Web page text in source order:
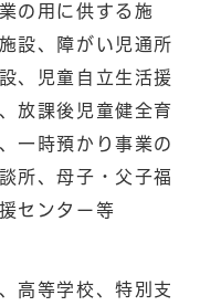
の用に供する施
設、障がい児通所
、児童自立生活援
放課後児童健全育
一時預かり事業の
所、母子・父子福
センター等
高等学校、特別支